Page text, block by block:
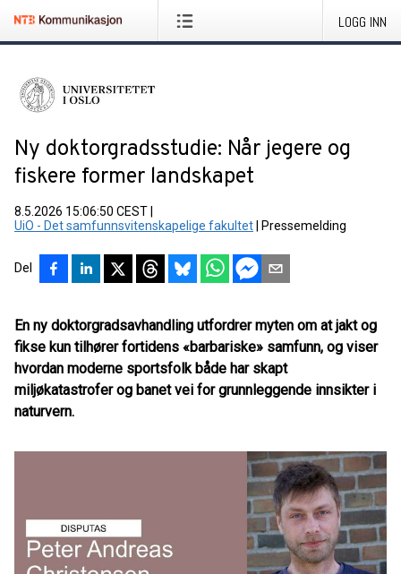
LOGG INN
Ny doktorgradsstudie: Når jegere og
fiskere former landskapet
8.5.2026 15:06:50 CEST
UiO - Det samfunnsvitenskapelige fakultet
Pressemelding
Del
En ny doktorgradsavhandling utfordrer myten om at jakt og
fikse kun tilhører fortidens «barbariske» samfunn, og viser
hvordan moderne sportsfolk både har skapt
miljøkatastrofer og banet vei for grunnleggende innsikter i
naturvern.